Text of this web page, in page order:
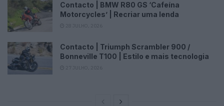
Contacto | BMW R80 GS ‘Cafeína
Motorcycles’ | Recriar uma lenda
Contacto | Triumph Scrambler 900 /
Bonneville T100 | Estilo e mais tecnologia